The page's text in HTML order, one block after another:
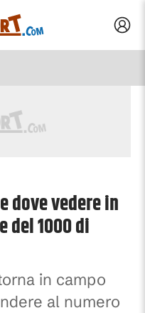
dove vedere in
del 1000 di
in campo
al numero